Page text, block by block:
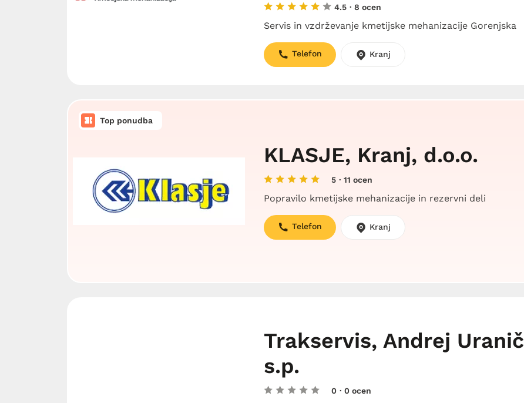
4.5 · 8 ocen
Servis in vzdrževanje kmetijske mehanizacije Gorenjska
Telefon Kranj
Top ponudba
KLASJE, Kranj, d.o.o.
5 · 11 ocen
Popravilo kmetijske mehanizacije in rezervni deli
Telefon Kranj
Trakservis, Andrej Uranič
s.p.
0 · 0 ocen